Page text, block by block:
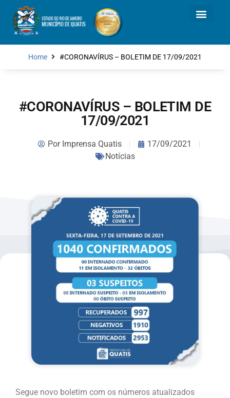
Home #CORONAVÍRUS – BOLETIM DE 17/09/2021
#CORONAVÍRUS – BOLETIM DE
17/09/2021
PorImprensa Quatis
17/09/2021
Notícias
Segue novo boletim com os números atualizados